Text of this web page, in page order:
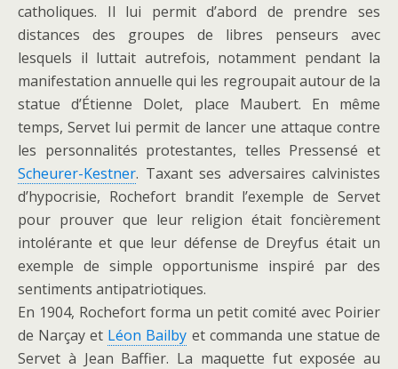
catholiques. Il lui permit d’abord de prendre ses
distances des groupes de libres penseurs avec
lesquels il luttait autrefois, notamment pendant la
manifestation annuelle qui les regroupait autour de la
statue d’Étienne Dolet, place Maubert. En même
temps, Servet lui permit de lancer une attaque contre
les personnalités protestantes, telles Pressensé et
Scheurer-Kestner. Taxant ses adversaires calvinistes
d’hypocrisie, Rochefort brandit l’exemple de Servet
pour prouver que leur religion était foncièrement
intolérante et que leur défense de Dreyfus était un
exemple de simple opportunisme inspiré par des
sentiments antipatriotiques.
En 1904, Rochefort forma un petit comité avec Poirier
de Narçay et Léon Bailby et commanda une statue de
Servet à Jean Baffier. La maquette fut exposée au